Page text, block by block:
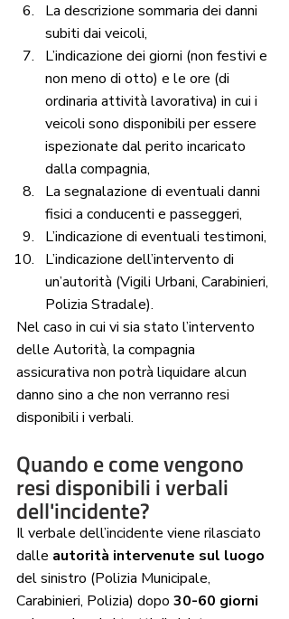
La descrizione sommaria dei danni
subiti dai veicoli,
L’indicazione dei giorni (non festivi e
non meno di otto) e le ore (di
ordinaria attività lavorativa) in cui i
veicoli sono disponibili per essere
ispezionate dal perito incaricato
dalla compagnia,
La segnalazione di eventuali danni
fisici a conducenti e passeggeri,
L’indicazione di eventuali testimoni,
L’indicazione dell’intervento di
un’autorità (Vigili Urbani, Carabinieri,
Polizia Stradale).
Nel caso in cui vi sia stato l’intervento
delle Autorità, la compagnia
assicurativa non potrà liquidare alcun
danno sino a che non verranno resi
disponibili i verbali.
Quando e come vengono
resi disponibili i verbali
dell'incidente?
Il verbale dell’incidente viene rilasciato
dalle autorità intervenute sul luogo
del sinistro (Polizia Municipale,
Carabinieri, Polizia) dopo 30-60 giorni